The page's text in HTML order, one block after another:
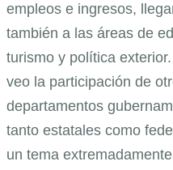
empleos e ingresos,
también a las áreas de
turismo y política
veo la participación de
departamentos
tanto estatales como
un tema